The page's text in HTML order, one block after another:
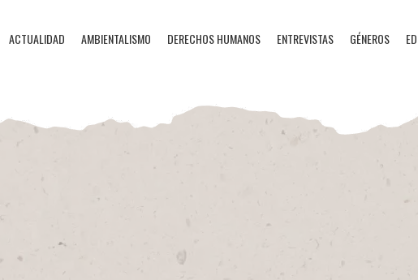
ACTUALIDAD AMBIENTALISMO DERECHOS HUMANOS ENTREVISTAS GÉNEROS